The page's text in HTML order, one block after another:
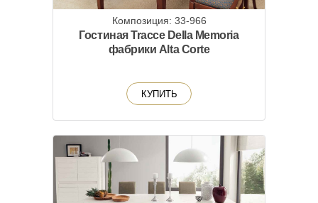
Композиция: 33-966
Гостиная Tracce Della Memoria
фабрики Alta Corte
КУПИТЬ